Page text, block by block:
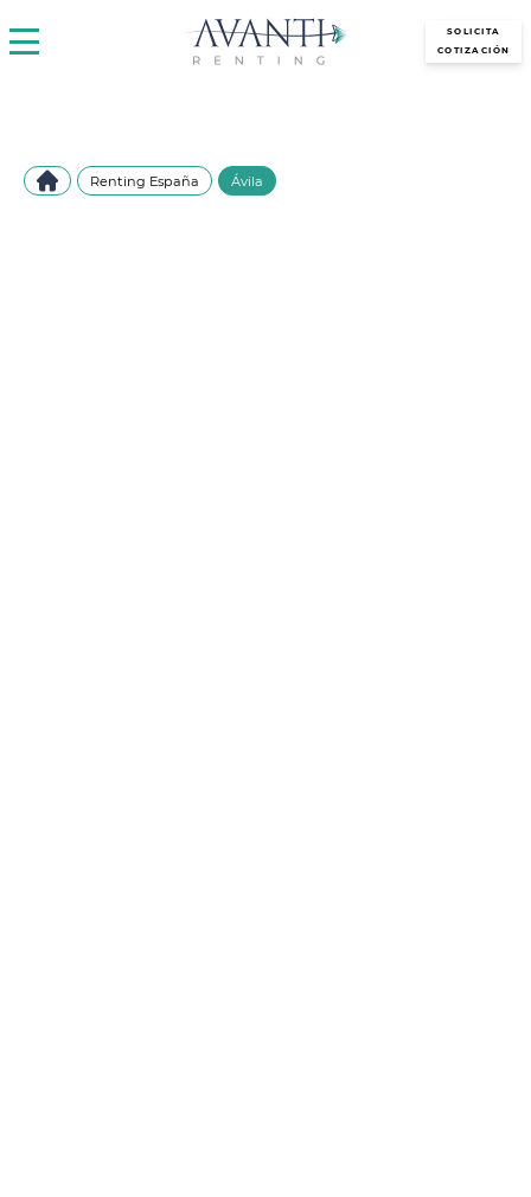
SOLICITA
COTIZACIÓN
Renting España Ávila